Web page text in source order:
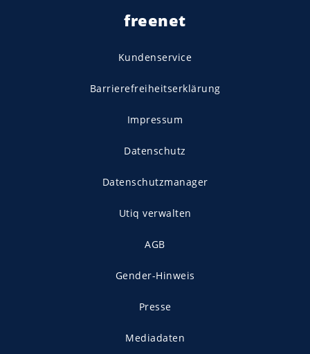
freenet
Kundenservice
Barrierefreiheitserklärung
Impressum
Datenschutz
Datenschutzmanager
Utiq verwalten
AGB
Gender-Hinweis
Presse
Mediadaten